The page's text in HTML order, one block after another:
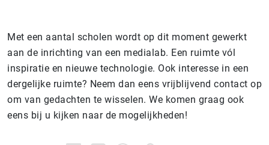
Met een aantal scholen wordt op dit moment gewerkt
aan de inrichting van een medialab. Een ruimte vól
inspiratie en nieuwe technologie. Ook interesse in een
dergelijke ruimte? Neem dan eens vrijblijvend contact op
om van gedachten te wisselen. We komen graag ook
eens bij u kijken naar de mogelijkheden!